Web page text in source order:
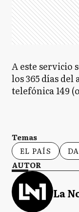
A este servicio
los 365 días del
telefónica 149
Temas
EL PAÍS
AUTOR
La